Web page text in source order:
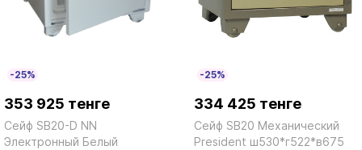
-25%
353 925 тенге
Сейф SB20-D NN
Электронный Белый
-25%
334 425 тенге
Сейф SB20 Механический
President ш530*г522*в675